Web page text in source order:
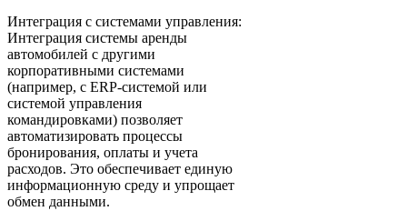
Интеграция с системами управления:
Интеграция системы аренды
автомобилей с другими
корпоративными системами
(например, с ERP-системой или
системой управления
командировками) позволяет
автоматизировать процессы
бронирования, оплаты и учета
расходов. Это обеспечивает единую
информационную среду и упрощает
обмен данными.